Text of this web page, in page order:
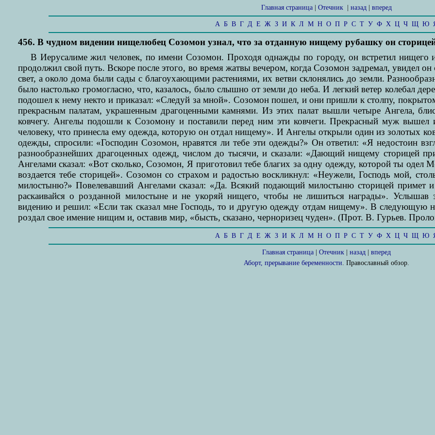
Главная страница| Отечник| назад| вперед
А Б В Г Д Е Ж З И К Л М Н О П Р С Т У Ф Х Ц Ч Щ Ю
456. В чудном видении нищелюбец Созомон узнал, что за отданную нищему рубашку он
В Иерусалиме жил человек, по имени Созомон. Проходя однажды по городу, он встретил
продолжил свой путь. Вскоре после этого, во время жатвы вечером, когда Созомон задремал, увидел
свет, а около дома были сады с благоухающими растениями, их ветви склонялись до земли.
было настолько громогласно, что, казалось, было слышно от земли до неба. И легкий ветер колебал
подошел к нему некто и приказал: «Следуй за мной». Созомон пошел, и они пришли к столпу,
прекрасным палатам, украшенным драгоценными камнями. Из этих палат вышли четыре Ангела,
ковчегу. Ангелы подошли к Созомону и поставили перед ним эти ковчеги. Прекрасный муж вышел
человеку, что принесла ему одежда, которую он отдал нищему». И Ангелы открыли один из золотых
одежды, спросили: «Господин Созомон, нравятся ли тебе эти одежды?» Он ответил: «Я недостоин
разнообразнейших драгоценных одежд, числом до тысячи, и сказали: «Дающий нищему сторицей
Ангелами сказал: «Вот сколько, Созомон, Я приготовил тебе благих за одну одежду, которой ты одел
воздается тебе сторицей». Созомон со страхом и радостью воскликнул: «Неужели, Господь мой,
милостыню?» Повелевавший Ангелами сказал: «Да. Всякий подающий милостыню сторицей примет
раскаивайся о розданной милостыне и не укоряй нищего, чтобы не лишиться награды». Услышав
видению и решил: «Если так сказал мне Господь, то и другую одежду отдам нищему». В следующую
роздал свое имение нищим и, оставив мир, «бысть, сказано, черноризец чуден». (Прот. В. Гурьев.
А Б В Г Д Е Ж З И К Л М Н О П Р С Т У Ф Х Ц Ч Щ Ю
Главная страница| Отечник| назад| вперед
Аборт, прерывание беременности . Православный обзор.